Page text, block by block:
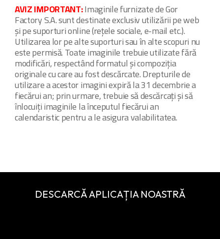
AVIZ IMPORTANT:Imaginile furnizate de Gor
Factory S.A. sunt destinate exclusiv utilizării pe web
și pe suporturi online (rețele sociale, e-mail etc.).
Utilizarea lor pe alte suporturi sau în alte scopuri nu
este permisă. Toate imaginile trebuie utilizate fără
modificări, respectând formatul și compoziția
originale cu care au fost descărcate. Drepturile de
utilizare a acestor imagini expiră la 31 decembrie a
fiecărui an; prin urmare, trebuie să descărcați și să
înlocuiți imaginile la începutul fiecărui an
calendaristic pentru a le asigura valabilitatea.
DESCARCĂ APLICAȚIA NOASTRĂ